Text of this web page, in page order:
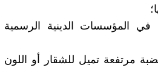
المؤسسات الدينية الرسمية
مرتفعة تميل للشقار أو اللون